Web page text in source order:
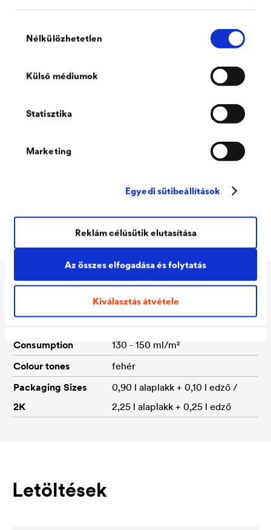
kiválasztása
Nélkülözhetetlen
Külső médiumok
Statisztika
Marketing
Egyedi sütibeállítások
Az összes elfogadása és folytatás
Kiválasztás átvétele
Reklám célúsütik elutasítása
intézményekben pl. csempefelületek
Tanusítvánnyal)
Nagyon jó kémiai ellenállóképesség
Kézizzadás- és vegyszerálló
Kül- és beltérben is egyaránt hasznáható
Műszaki adatok
Consumption
130 - 150 ml/m²
Colour tones
fehér
Packaging Sizes
2K
0,90 l alaplakk + 0,10 l edző /
2,25 l alaplakk + 0,25 l edző
Letöltések